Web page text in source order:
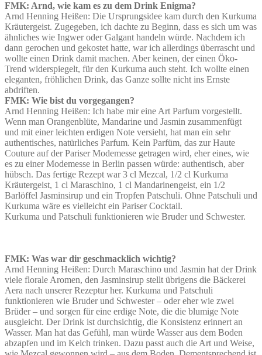
FMK: Arnd, wie kam es zu dem Drink Enigma?
Arnd Henning Heißen: Die Ursprungsidee kam durch den Kurkuma
Kräutergeist. Zugegeben, ich dachte zu Beginn, dass es sich um was
ähnliches wie Ingwer oder Galgant handeln würde. Nachdem ich
dann gerochen und gekostet hatte, war ich allerdings überrascht und
wollte einen Drink damit machen. Aber keinen, der einen Öko-
Trend widerspiegelt, für den Kurkuma auch steht. Ich wollte einen
eleganten, fröhlichen Drink, das Ganze sollte nicht ins Ernste
abdriften.
FMK: Wie bist du vorgegangen?
Arnd Henning Heißen: Ich habe mir eine Art Parfum vorgestellt.
Wenn man Orangenblüte, Mandarine und Jasmin zusammenfügt
und mit einer leichten erdigen Note versieht, hat man ein sehr
authentisches, natürliches Parfum. Kein Parfüm, das zur Haute
Couture auf der Pariser Modemesse getragen wird, eher eines, wie
es zu einer Modemesse in Berlin passen würde: authentisch, aber
hübsch. Das fertige Rezept war 3 cl Mezcal, 1/2 cl Kurkuma
Kräutergeist, 1 cl Maraschino, 1 cl Mandarinengeist, ein 1/2
Barlöffel Jasminsirup und ein Tropfen Patschuli. Ohne Patschuli und
Kurkuma wäre es vielleicht ein Pariser Cocktail.
Kurkuma und Patschuli funktionieren wie Bruder und Schwester.
FMK: Was war dir geschmacklich wichtig?
Arnd Henning Heißen: Durch Maraschino und Jasmin hat der Drink
viele florale Aromen, den Jasminsirup stellt übrigens die Bäckerei
Aera nach unserer Rezeptur her. Kurkuma und Patschuli
funktionieren wie Bruder und Schwester – oder eher wie zwei
Brüder – und sorgen für eine erdige Note, die die blumige Note
ausgleicht. Der Drink ist durchsichtig, die Konsistenz erinnert an
Wasser. Man hat das Gefühl, man würde Wasser aus dem Boden
abzapfen und im Kelch trinken. Dazu passt auch die Art und Weise,